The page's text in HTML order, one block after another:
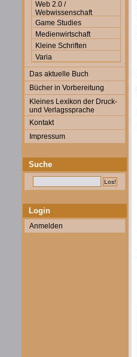
Web 2.0 /
Webwissenschaft
Game Studies
Medienwirtschaft
Kleine Schriften
Varia
Das aktuelle Buch
Bücher in Vorbereitung
Kleines Lexikon der Druck-
und Verlagssprache
Kontakt
Impressum
Suche
Login
Anmelden